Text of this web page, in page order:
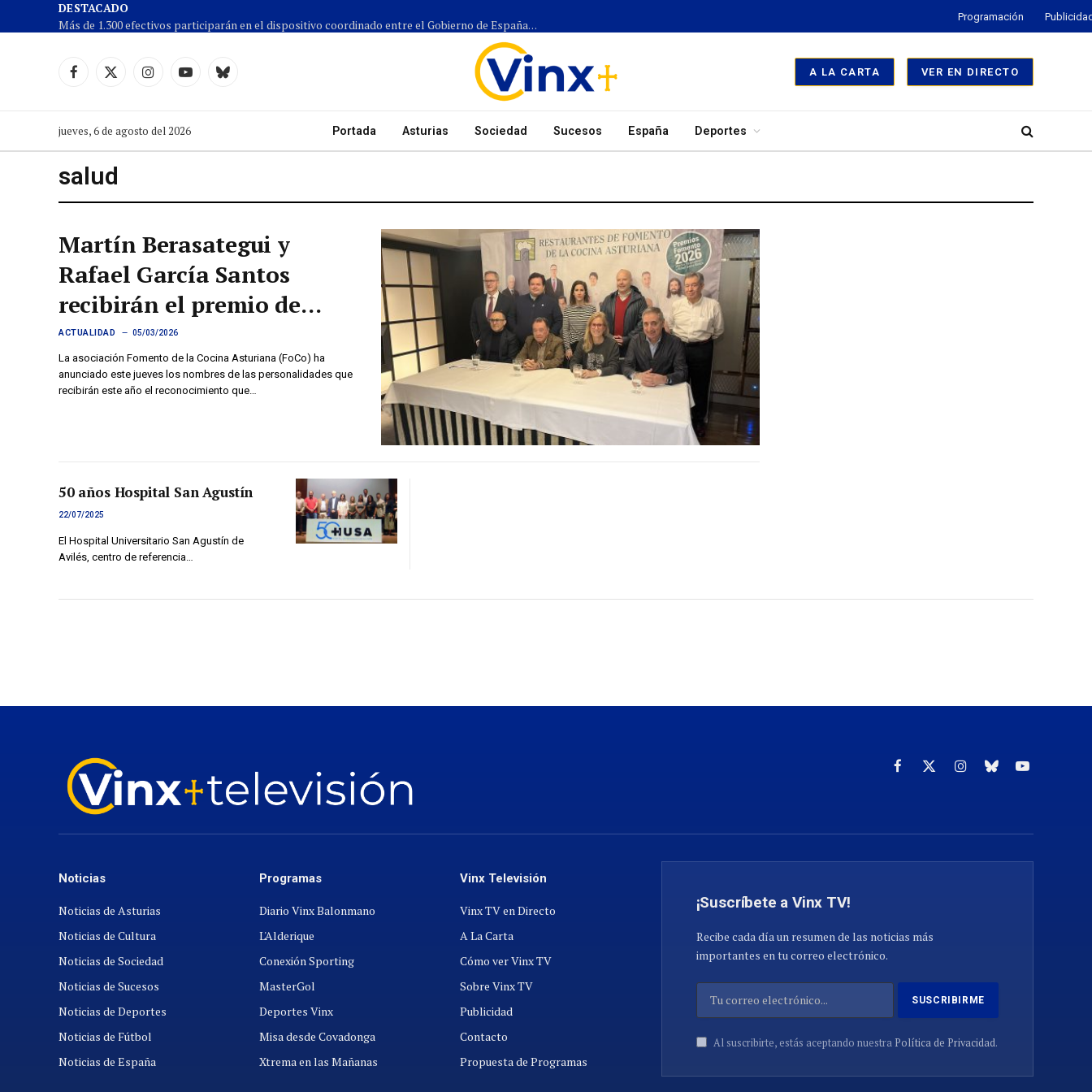
DESTACADO
Más de 1.300 efectivos participarán en el dispositivo coordinado entre el Gobierno de España, el Principado de Asturias y los ayuntamientos para el eclipse del 12 de agosto
Programación
Facebook
X
InstagramYouTubeCielo
A LA CARTA VER EN DIRECTO
jueves, 6 de agosto del 2026 Portada Asturias Sociedad Sucesos España Deportes
salud
Martín Berasategui y
Rafael García Santos
recibirán el premio de
Fomento de la Cocina
Asturiana
ACTUALIDAD 05/03/2026
La asociación Fomento de la Cocina Asturiana (FoCo) ha
anunciado este jueves los nombres de las personalidades que
recibirán este año el reconocimiento que…
50 años Hospital San Agustín
22/07/2025
El Hospital Universitario San Agustín de
Avilés, centro de referencia…
Facebook
X
Instagram
Cielo YouTube
Noticias
Noticias de Asturias
Noticias de Cultura
Noticias de Sociedad
Noticias de Sucesos
Noticias de Deportes
Noticias de Fútbol
Noticias de España
Programas
Diario Vinx Balonmano
L'Alderique
Conexión Sporting
MasterGol
Deportes Vinx
Misa desde Covadonga
Xtrema en las Mañanas
Vinx Televisión
Vinx TV en Directo
A La Carta
Cómo ver Vinx TV
Sobre Vinx TV
Publicidad
Contacto
Propuesta de Programas
¡Suscríbete a Vinx TV!
Recibe cada día un resumen de las noticias más
importantes en tu correo electrónico.
Al suscribirte, estás aceptando nuestra Política de Privacidad.